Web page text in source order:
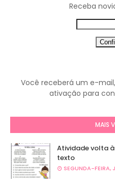
Receba
Você receberá um e-
ativação para
MAIS
Atividade volta
texto
SEGUNDA-FEIRA,